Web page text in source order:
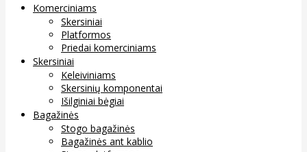
Komerciniams
Skersiniai
Platformos
Priedai komerciniams
Skersiniai
Keleiviniams
Skersinių komponentai
Išilginiai bėgiai
Bagažinės
Stogo bagažinės
Bagažinės ant kablio